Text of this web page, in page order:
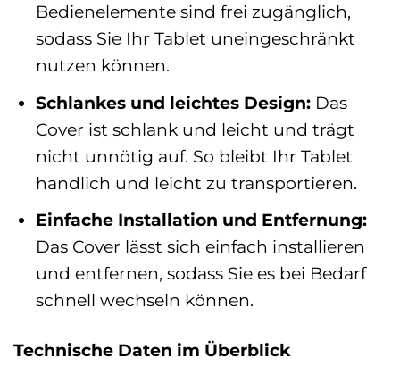
Bedienelemente sind frei zugänglich,
sodass Sie Ihr Tablet uneingeschränkt
nutzen können.
Schlankes und leichtes Design: Das
Cover ist schlank und leicht und trägt
nicht unnötig auf. So bleibt Ihr Tablet
handlich und leicht zu transportieren.
Einfache Installation und Entfernung:
Das Cover lässt sich einfach installieren
und entfernen, sodass Sie es bei Bedarf
schnell wechseln können.
Technische Daten im Überblick